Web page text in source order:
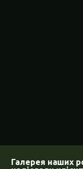
Галерея наших